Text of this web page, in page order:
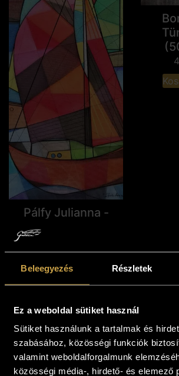
Beleegyezés Részletek
Ez a weboldal sütiket használ
Sütiket használunk a tartalmak és
szabásához, közösségi funkciók
valamint weboldalforgalmunk
közösségi média-, hirdető- és elemező
Pálfy Julianna -
Színes, széles
vásznak (80x30
cm)
535 000
Kosárba teszem